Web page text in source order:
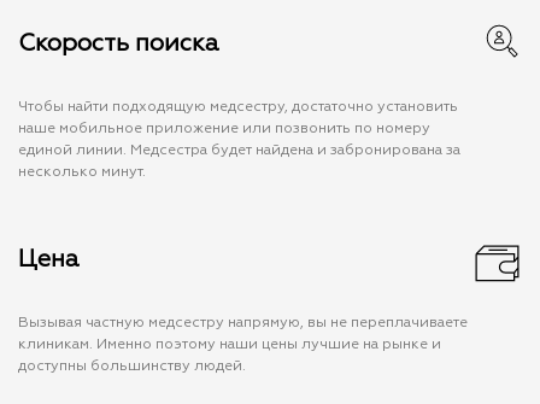
Скорость поиска
Чтобы найти подходящую медсестру, достаточно установить
наше мобильное приложение или позвонить по номеру
единой линии. Медсестра будет найдена и забронирована за
несколько минут.
Цена
Вызывая частную медсестру напрямую, вы не переплачиваете
клиникам. Именно поэтому наши цены лучшие на рынке и
доступны большинству людей.